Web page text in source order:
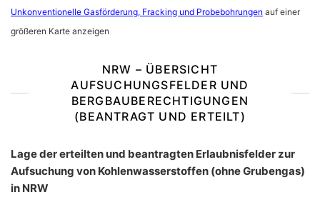
Unkonventionelle Gasförderung, Fracking und Probebohrungen auf einer
größeren Karte anzeigen
NRW – ÜBERSICHT
AUFSUCHUNGSFELDER UND
BERGBAUBERECHTIGUNGEN
(BEANTRAGT UND ERTEILT)
Lage der erteilten und beantragten Erlaubnisfelder zur
Aufsuchung von Kohlenwasserstoffen (ohne Grubengas)
in NRW